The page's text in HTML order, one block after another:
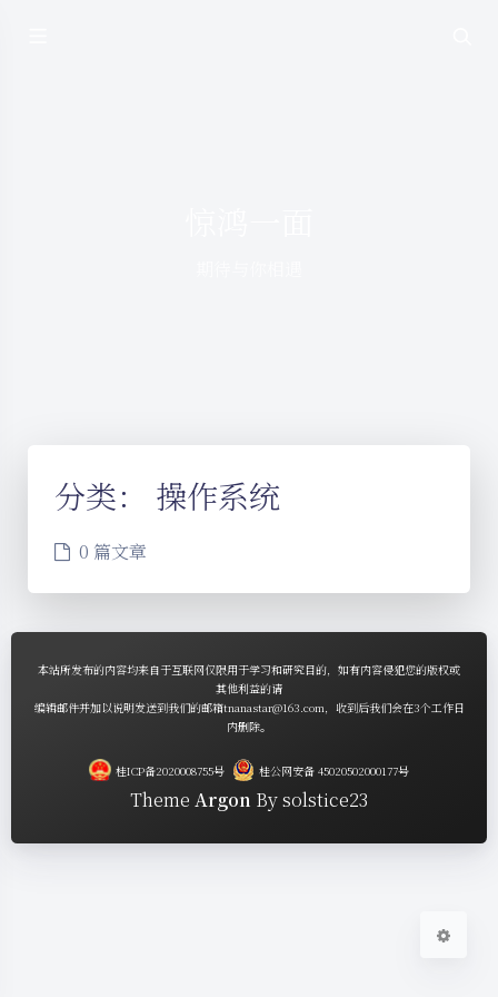
夜间模式
浅阴影 深阴影
关闭 日落 暗化 灰度
分类： 操作系统
0 篇文章
本站所发布的内容均来自于互联网仅限用于学习和研究目的，如有内容侵犯您的版权或
其他利益的请
编辑邮件并加以说明发送到我们的邮箱tnanastar@163.com，收到后我们会在3个工作日
内删除。
桂ICP备2020008755号 桂公网安备 45020502000177号
Theme Argon By solstice23